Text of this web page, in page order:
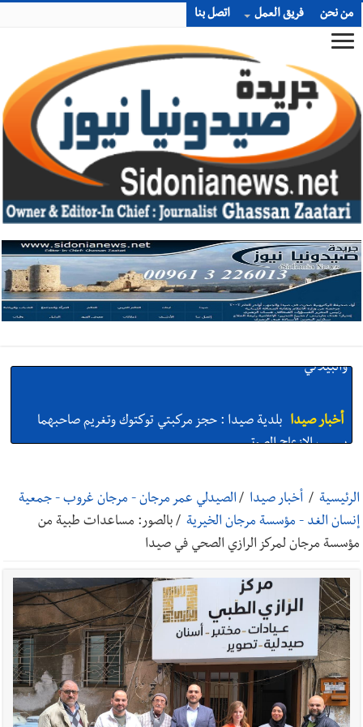
من نحن فريق العمل اتصل بنا
القدرات -صيدا
أخبار صيدا
بلدية صيدا ومؤسسة الحريري تعقدان الاجتماع
التشاوري الأول للمرصد الحضري
أخبار لبنان خرق إسرائيلي في زوطر الغربية وساتر ترابي قبالة آخر
نقطة للجيش اللبناني
أخبار لبنان
روابط القطاع العام : إضراب الاثنين احتجاجا على
تقسيط المفعول الرجعي
الرئيسية / أخبار صيدا / الصيدلي عمر مرجان - مرجان غروب - جمعية
إنسان الغد - مؤسسة مرجان الخيرية / بالصور: مساعدات طبية من
مؤسسة مرجان لمركز الرازي الصحي في صيدا